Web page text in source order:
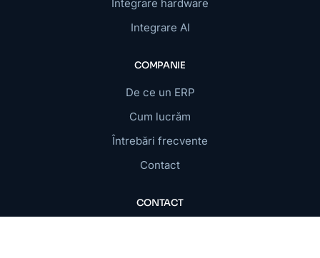
Integrare hardware
Integrare AI
COMPANIE
De ce un ERP
Cum lucrăm
Întrebări frecvente
Contact
CONTACT